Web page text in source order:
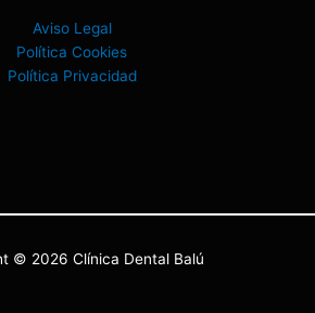
Aviso Legal
Política Cookies
Política Privacidad
© 2026 Clínica Dental Balú